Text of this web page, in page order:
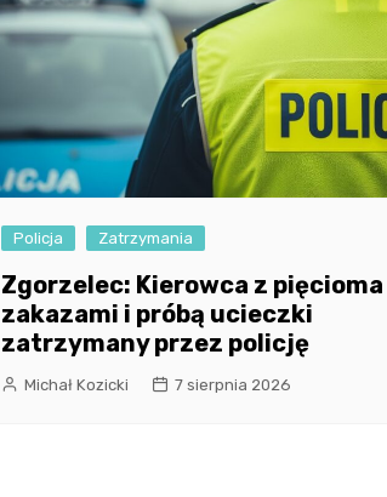
Policja Zatrzymania
Zgorzelec: Kierowca z pięcioma
zakazami i próbą ucieczki
zatrzymany przez policję
Michał Kozicki 7 sierpnia 2026